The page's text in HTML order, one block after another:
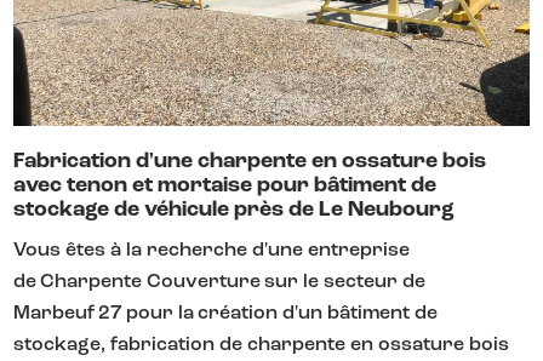
Fabrication d'une charpente en ossature bois
avec tenon et mortaise pour bâtiment de
stockage de véhicule près de Le Neubourg
Vous êtes à la recherche d'une entreprise
de Charpente Couverture sur le secteur de
Marbeuf 27 pour la création d'un bâtiment de
stockage, fabrication de charpente en ossature bois